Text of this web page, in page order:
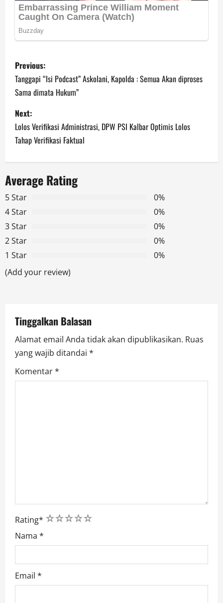
P
o
s
t
n
a
v
i
g
a
t
o
n
Previous:
Tanggapi “Isi Podcast” Askolani, Kapolda : Semua Akan diproses
Sama dimata Hukum”
Next:
Lolos Verifikasi Administrasi, DPW PSI Kalbar Optimis Lolos
Tahap Verifikasi Faktual
Average Rating
5 Star
0%
4 Star
0%
3 Star
0%
2 Star
0%
1 Star
0%
(Add your review)
Tinggalkan Balasan
Alamat email Anda tidak akan dipublikasikan. Ruas
yang wajib ditandai *
Komentar*
Rating* 5
4
3
2
1
Nama *
Email *